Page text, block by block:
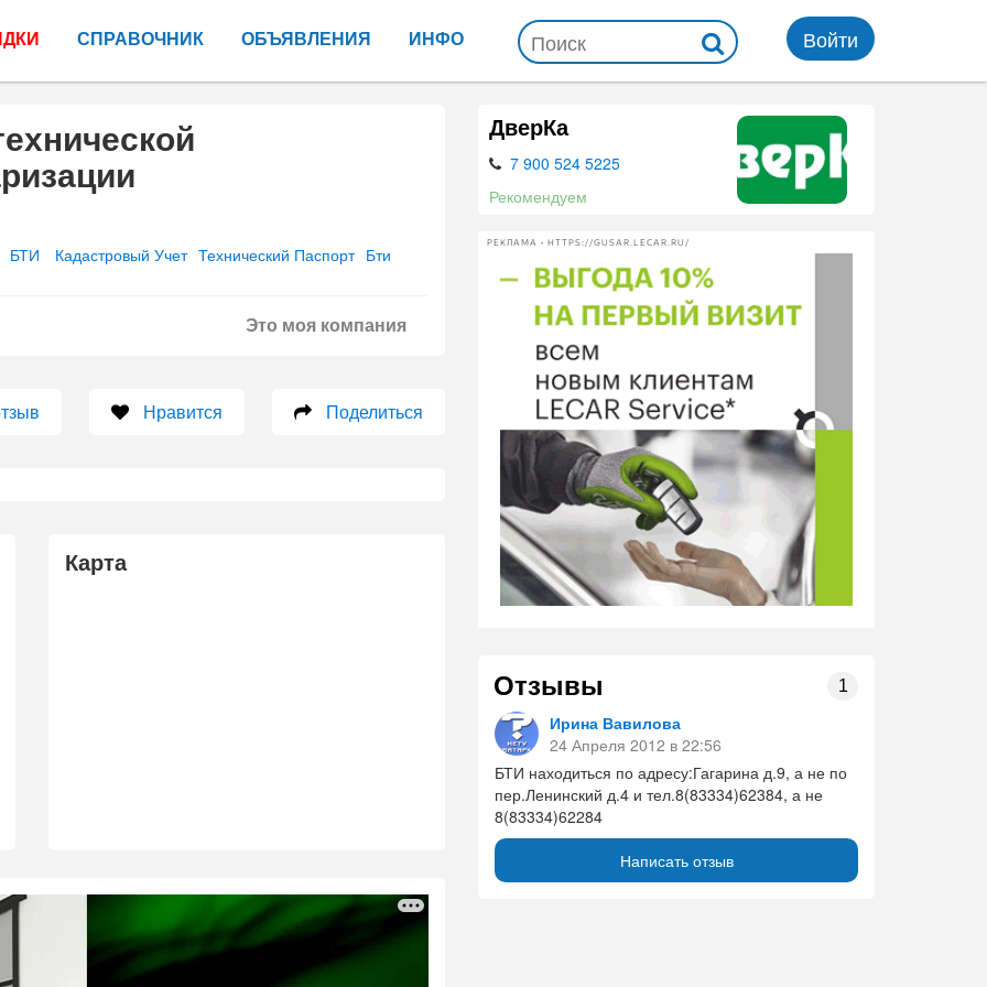
СПРАВОЧНИК ОБЪЯВЛЕНИЯ ИНФО Войти
БТИ Кадастровый Учет Технический Паспорт Бти
Это моя компания
Нравится Поделиться
Карта
ДверКа
7 900 524 5225
Рекомендуем
РЕКЛАМА • HTTPS://GUSAR.LECAR.RU/
Отзывы 1
Ирина Вавилова
24 Апреля 2012 в 22:56
БТИ находиться по адресу:Гагарина д.9, а не по
пер.Ленинский д.4 и тел.8(83334)62384, а не
8(83334)62284
Написать отзыв